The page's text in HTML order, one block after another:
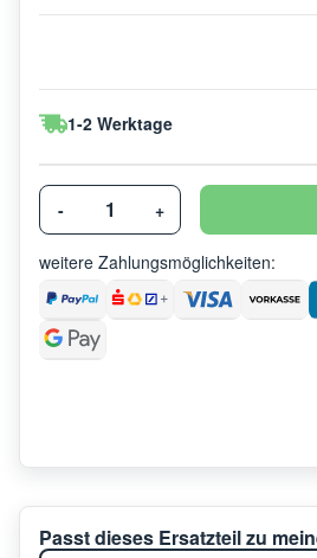
1-2 Werktage
- +
weitere Zahlungsmöglichkeiten:
Passt dieses Ersatzteil zu